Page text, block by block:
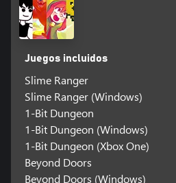
Juegos incluidos
Slime Ranger
Slime Ranger (Windows)
1-Bit Dungeon
1-Bit Dungeon (Windows)
1-Bit Dungeon (Xbox One)
Beyond Doors
Beyond Doors (Windows)